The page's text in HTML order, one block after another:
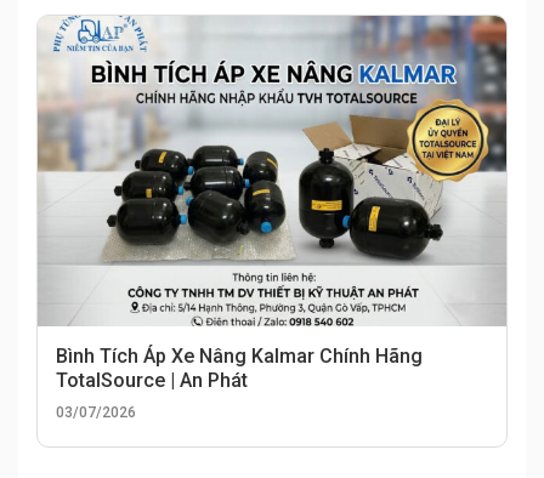
Bình Tích Áp Xe Nâng Kalmar Chính Hãng
TotalSource | An Phát
03/07/2026